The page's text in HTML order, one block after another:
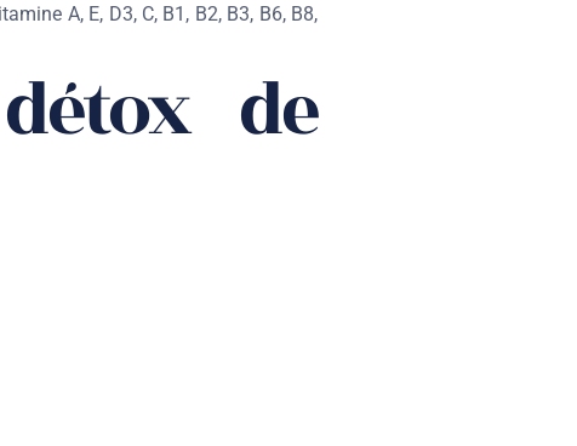
A, E, D3, C, B1, B2, B3, B6, B8,
de